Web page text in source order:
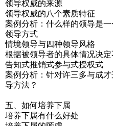
领导权威的来源
领导权威的八个素质特征
案例分析：什么样的领导是
领导方式
情境领导与四种领导风格
根据被领导者的具体情况决
告知式推销式参与式授权式
案例分析：针对许三多与成
导方法？
五、如何培养下属
培养下属有什么好处